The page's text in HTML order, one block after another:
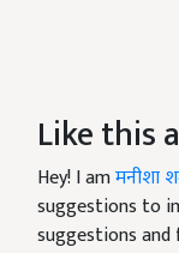
Like this
Hey! I amमनीशा
suggestions to
suggestions and